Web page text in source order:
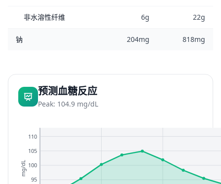
非水溶性纤维 6g 22g
钠 204mg 818mg
预测血糖反应
Peak: 104.9 mg/dL
95
100
105
110
mg/dL